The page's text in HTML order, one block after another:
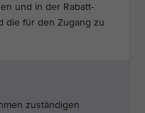
und in der Rabatt-
die für den Zugang zu
zuständigen